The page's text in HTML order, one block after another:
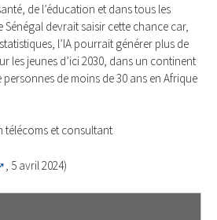
de l’éducation et dans tous les
devrait saisir cette chance car,
l’IA pourrait générer plus de
les jeunes d’ici 2030, dans un continent
de moins de 30 ans en Afrique
télécoms et consultant
, 5 avril 2024)